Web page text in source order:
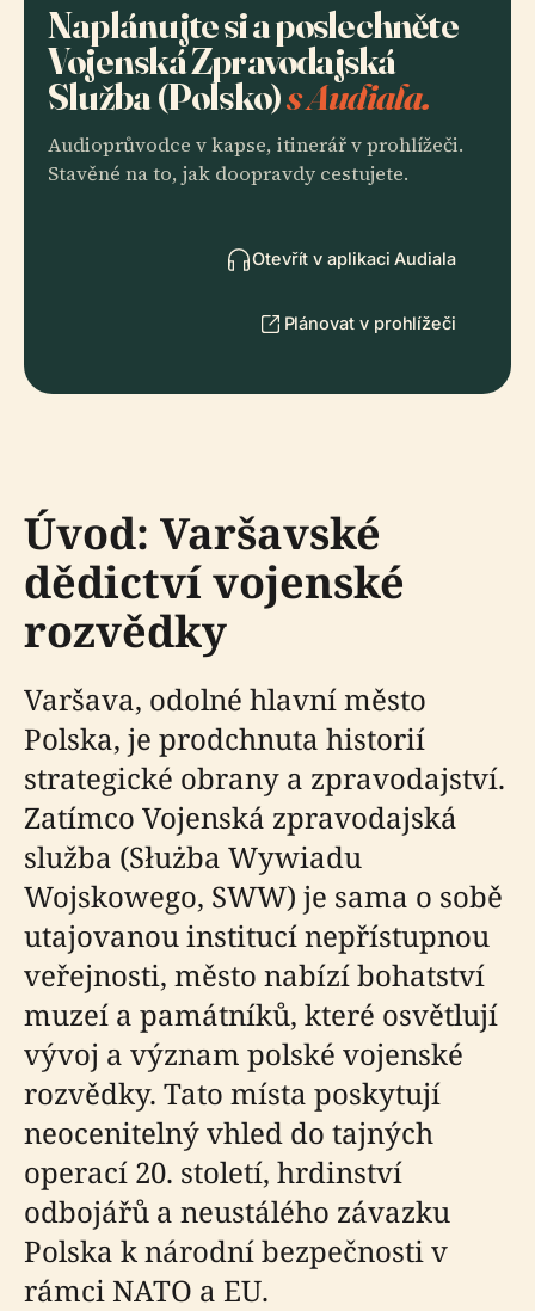
Naplánujte si a poslechněte
Vojenská Zpravodajská
Služba (Polsko)s Audiala.
Audioprůvodce v kapse, itinerář v prohlížeči.
Stavěné na to, jak doopravdy cestujete.
Otevřít v aplikaci Audiala
Plánovat v prohlížeči
Úvod: Varšavské
dědictví vojenské
rozvědky
Varšava, odolné hlavní město
Polska, je prodchnuta historií
strategické obrany a zpravodajství.
Zatímco Vojenská zpravodajská
služba (Służba Wywiadu
Wojskowego, SWW) je sama o sobě
utajovanou institucí nepřístupnou
veřejnosti, město nabízí bohatství
muzeí a památníků, které osvětlují
vývoj a význam polské vojenské
rozvědky. Tato místa poskytují
neocenitelný vhled do tajných
operací 20. století, hrdinství
odbojářů a neustálého závazku
Polska k národní bezpečnosti v
rámci NATO a EU.